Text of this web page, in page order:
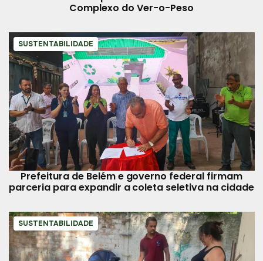
Complexo do Ver-o-Peso
SUSTENTABILIDADE
Prefeitura de Belém e governo federal firmam
parceria para expandir a coleta seletiva na cidade
SUSTENTABILIDADE